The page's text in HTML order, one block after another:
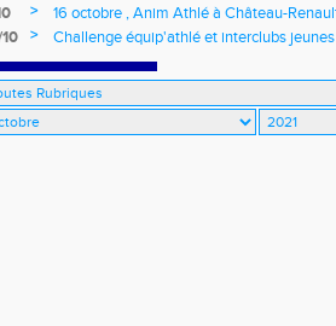
>
16 octobre , Anim Athlé à Château-
> Challenge équip'athlé et interclubs jeunes